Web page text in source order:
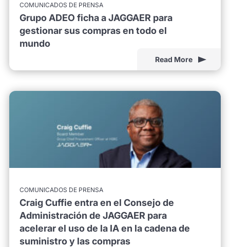
COMUNICADOS DE PRENSA
Grupo ADEO ficha a JAGGAER para
gestionar sus compras en todo el
mundo
Read More
COMUNICADOS DE PRENSA
Craig Cuffie entra en el Consejo de
Administración de JAGGAER para
acelerar el uso de la IA en la cadena de
suministro y las compras